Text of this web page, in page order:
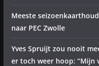
Meeste
naar PEC Zwolle
Yves Spruijt zou nooit
er toch weer hoop: “Mijn